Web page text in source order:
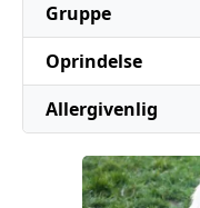
Gruppe
Oprindelse
Allergivenlig